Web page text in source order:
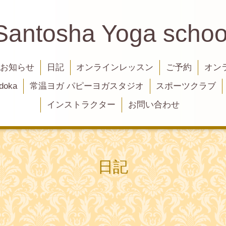
Yoga
お知らせ 日記 オンラインレッスン ご予約
オン
常温ヨガ パピーヨガスタジオ
スポーツクラブ
インストラクター
お問い合わせ
日記